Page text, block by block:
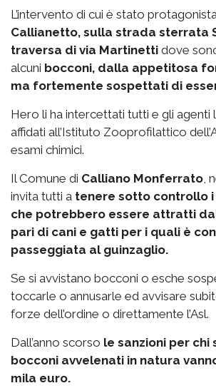
L’intervento di cui è stato
Callianetto, sulla strada sterrata
traversa di via Martinetti dove
alcuni bocconi, dalla appetitosa
ma fortemente sospettati di
Hero li ha intercettati tutti e gli agenti
affidati all’Istituto Zooprofilattico
esami chimici.
Il Comune di Calliano Monferrato ,
invita tutti a tenere sotto controllo
che potrebbero essere attratti
pari di cani e gatti per i quali è
passeggiata al guinzaglio.
Se si avvistano bocconi o esche
toccarle o annusarle ed avvisare
forze dell’ordine o direttamente l’Asl.
Dall’anno scorso le sanzioni per chi
bocconi avvelenati in natura
mila euro.